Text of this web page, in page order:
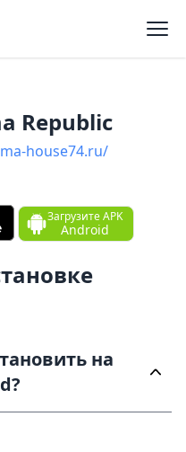
Republic
house74.ru/
Загрузите APK
Android